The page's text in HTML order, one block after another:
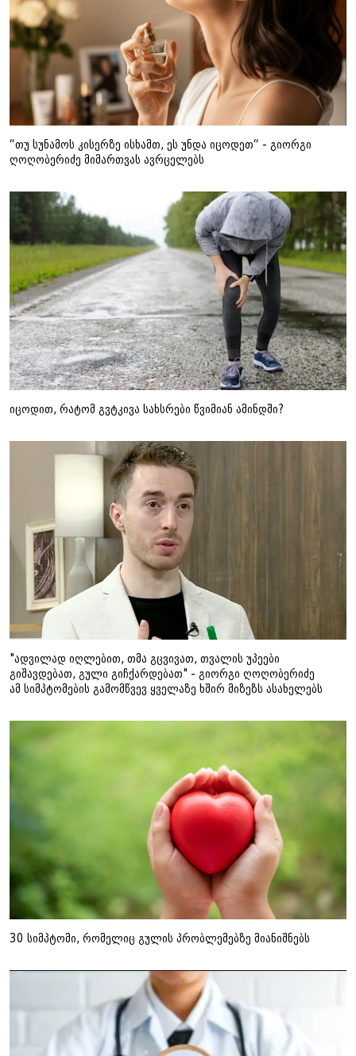
“თუ სუნამოს კისერზე ისხამთ, ეს უნდა იცოდეთ“ - გიორგი
ღოღობერიძე მიმართვას ავრცელებს
იცოდით, რატომ გვტკივა სახსრები წვიმიან ამინდში?
"ადვილად იღლებით, თმა გცვივათ, თვალის უპეები
გიშავდებათ, გული გიჩქარდებათ" - გიორგი ღოღობერიძე
ამ სიმპტომების გამომწვევ ყველაზე ხშირ მიზეზს ასახელებს
30 სიმპტომი, რომელიც გულის პრობლემებზე მიანიშნებს